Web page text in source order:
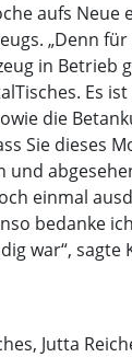
aufs
„Denn
in
Es
die
Sie dieses
einmal
bedanke
war“, sagte
Jutta